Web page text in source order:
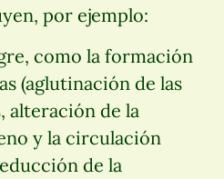
por ejemplo:
como la formación
(aglutinación de las
alteración de la
y la circulación
de la